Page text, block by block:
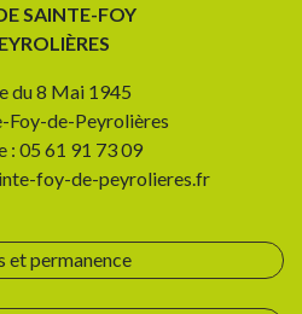
SAINTE-FOY
du 8 Mai 1945
Foy-de-Peyrolières
: 05 61 91 73 09
foy-de-peyrolieres.fr
et permanence